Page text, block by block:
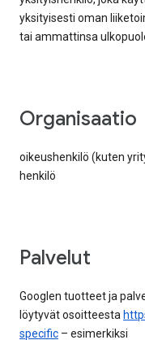
yksityisesti oman
tai ammattinsa
organisaatio
oikeushenkilö (kuten
henkilö
palvelut
Googlen tuotteet ja
löytyvät osoitteesta
specific – esimerkiksi